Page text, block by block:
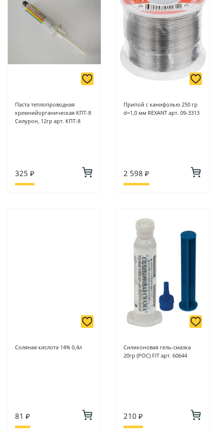
онлайн оплате заказа на сайте.
Подробнее о способах оплаты можно узнать здесь - "Оплата"
Паста теплопроводная
кремнийорганическая КПТ-8
Силурон, 12гр арт. КПТ-8
325 ₽
Припой с канифолью 250 гр
d=1,0 мм REXANT арт. 09-3313
2 598 ₽
Соляная кислота 14% 0,4л
81 ₽
Силиконовая гель-смазка
20гр (РОС) FIT арт. 60644
210 ₽